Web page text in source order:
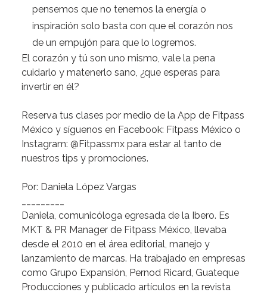
pensemos que no tenemos la energía o
inspiración solo basta con que el corazón nos
de un empujón para que lo logremos.
El corazón y tú son uno mismo, vale la pena
cuidarlo y matenerlo sano, ¿que esperas para
invertir en él?
Reserva tus clases por medio de la App de Fitpass
México y síguenos en Facebook: Fitpass México o
Instagram: @Fitpassmx para estar al tanto de
nuestros tips y promociones.
Por: Daniela López Vargas
Daniela, comunicóloga egresada de la Ibero. Es
MKT & PR Manager de Fitpass México, llevaba
desde el 2010 en el área editorial, manejo y
lanzamiento de marcas. Ha trabajado en empresas
como Grupo Expansión, Pernod Ricard, Guateque
Producciones y publicado artículos en la revista